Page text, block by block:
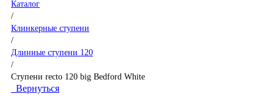
Каталог
/
Клинкерные ступени
/
Длинные ступени 120
/
Ступени recto 120 big Bedford White
Вернуться